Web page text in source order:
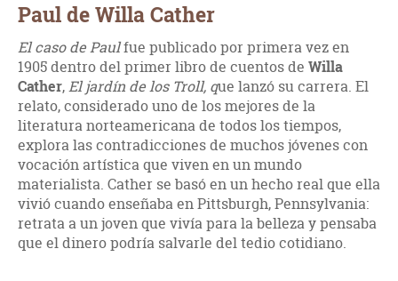
Paul de Willa Cather
El caso de Paulfue publicado por primera vez en
1905 dentro del primer libro de cuentos de Willa
Cather,El jardín de los Troll, que lanzó su carrera. El
relato, considerado uno de los mejores de la
literatura norteamericana de todos los tiempos,
explora las contradicciones de muchos jóvenes con
vocación artística que viven en un mundo
materialista. Cather se basó en un hecho real que ella
vivió cuando enseñaba en Pittsburgh, Pennsylvania:
retrata a un joven que vivía para la belleza y pensaba
que el dinero podría salvarle del tedio cotidiano.